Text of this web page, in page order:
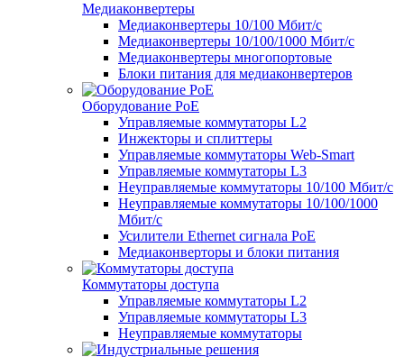
Медиаконвертеры
Медиаконвертеры 10/100 Мбит/с
Медиаконвертеры 10/100/1000 Мбит/c
Медиаконвертеры многопортовые
Блоки питания для медиаконвертеров
Оборудование PoE
Управляемые коммутаторы L2
Инжекторы и сплиттеры
Управляемые коммутаторы Web-Smart
Управляемые коммутаторы L3
Неуправляемые коммутаторы 10/100 Мбит/с
Неуправляемые коммутаторы 10/100/1000
Мбит/с
Усилители Ethernet сигнала PoE
Медиаконверторы и блоки питания
Коммутаторы доступа
Управляемые коммутаторы L2
Управляемые коммутаторы L3
Неуправляемые коммутаторы